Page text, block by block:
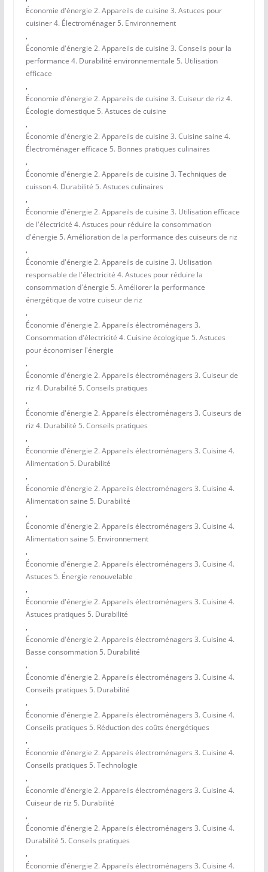
Économie d'énergie 2. Appareils de cuisine 3. Astuces pour
cuisiner 4. Électroménager 5. Environnement
,
Économie d'énergie 2. Appareils de cuisine 3. Conseils pour la
performance 4. Durabilité environnementale 5. Utilisation
efficace
,
Économie d'énergie 2. Appareils de cuisine 3. Cuiseur de riz 4.
Écologie domestique 5. Astuces de cuisine
,
Économie d'énergie 2. Appareils de cuisine 3. Cuisine saine 4.
Électroménager efficace 5. Bonnes pratiques culinaires
,
Économie d'énergie 2. Appareils de cuisine 3. Techniques de
cuisson 4. Durabilité 5. Astuces culinaires
,
Économie d'énergie 2. Appareils de cuisine 3. Utilisation efficace
de l'électricité 4. Astuces pour réduire la consommation
d'énergie 5. Amélioration de la performance des cuiseurs de riz
,
Économie d'énergie 2. Appareils de cuisine 3. Utilisation
responsable de l'électricité 4. Astuces pour réduire la
consommation d'énergie 5. Améliorer la performance
énergétique de votre cuiseur de riz
,
Économie d'énergie 2. Appareils électroménagers 3.
Consommation d'électricité 4. Cuisine écologique 5. Astuces
pour économiser l'énergie
,
Économie d'énergie 2. Appareils électroménagers 3. Cuiseur de
riz 4. Durabilité 5. Conseils pratiques
,
Économie d'énergie 2. Appareils électroménagers 3. Cuiseurs de
riz 4. Durabilité 5. Conseils pratiques
,
Économie d'énergie 2. Appareils électroménagers 3. Cuisine 4.
Alimentation 5. Durabilité
,
Économie d'énergie 2. Appareils électroménagers 3. Cuisine 4.
Alimentation saine 5. Durabilité
,
Économie d'énergie 2. Appareils électroménagers 3. Cuisine 4.
Alimentation saine 5. Environnement
,
Économie d'énergie 2. Appareils électroménagers 3. Cuisine 4.
Astuces 5. Énergie renouvelable
,
Économie d'énergie 2. Appareils électroménagers 3. Cuisine 4.
Astuces pratiques 5. Durabilité
,
Économie d'énergie 2. Appareils électroménagers 3. Cuisine 4.
Basse consommation 5. Durabilité
,
Économie d'énergie 2. Appareils électroménagers 3. Cuisine 4.
Conseils pratiques 5. Durabilité
,
Économie d'énergie 2. Appareils électroménagers 3. Cuisine 4.
Conseils pratiques 5. Réduction des coûts énergétiques
,
Économie d'énergie 2. Appareils électroménagers 3. Cuisine 4.
Conseils pratiques 5. Technologie
,
Économie d'énergie 2. Appareils électroménagers 3. Cuisine 4.
Cuiseur de riz 5. Durabilité
,
Économie d'énergie 2. Appareils électroménagers 3. Cuisine 4.
Durabilité 5. Conseils pratiques
,
Économie d'énergie 2. Appareils électroménagers 3. Cuisine 4.